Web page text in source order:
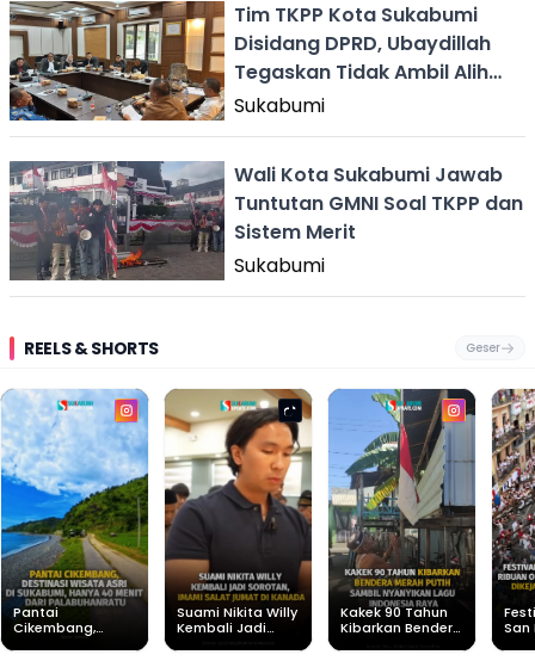
Tim TKPP Kota Sukabumi
Disidang DPRD, Ubaydillah
Tegaskan Tidak Ambil Alih
Fungsi ASN
Sukabumi
Wali Kota Sukabumi Jawab
Tuntutan GMNI Soal TKPP dan
Sistem Merit
Sukabumi
REELS & SHORTS Geser
Pantai
Cikembang,
Suami Nikita Willy
Kembali Jadi
Kakek 90 Tahun
Kibarkan Bendera
San